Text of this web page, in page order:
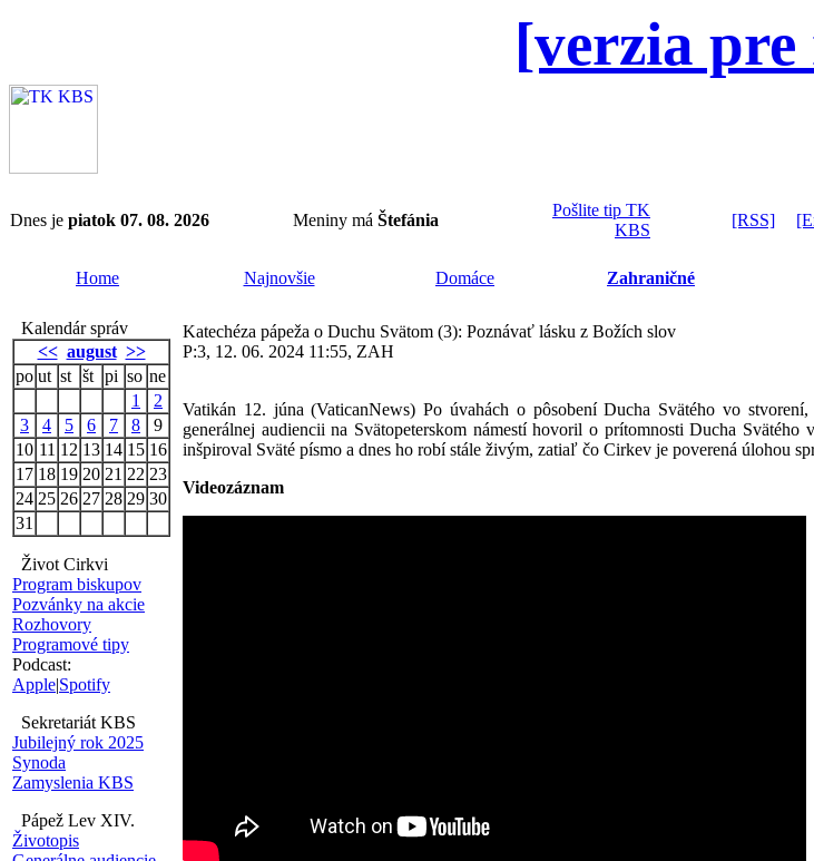
[verzia
Dnes je piatok 07. 08. 2026 Meniny má Štefánia
Pošlite tip TK
KBS
[RSS]
Home Najnovšie Domáce Zahraničné
Kalendár správ
<< august >>
po ut st št pi so ne
1
2
3
4 5 6 7 8
9
10 11 12 13 14 15 16
17 18 19 20 21 22 23
24 25 26 27 28 29 30
31
Život Cirkvi
Program biskupov
Pozvánky na akcie
Rozhovory
Programové tipy
Podcast:
Apple|Spotify
Sekretariát KBS
Jubilejný rok 2025
Synoda
Zamyslenia KBS
Pápež Lev XIV.
Životopis
Katechéza pápeža o Duchu Svätom (3): Poznávať lásku z Božích slov
P:3, 12. 06. 2024 11:55, ZAH
Vatikán 12. júna (VaticanNews) Po úvahách o pôsobení Ducha Svätého vo
generálnej audiencii na Svätopeterskom námestí hovoril o prítomnosti Ducha
inšpiroval Sväté písmo a dnes ho robí stále živým, zatiaľ čo Cirkev je poverená úlohou
Videozáznam